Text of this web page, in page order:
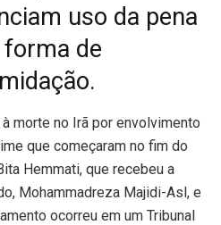
uso da pena
de
morte no Irã por envolvimento
que começaram no fim do
Hemmati, que recebeu a
Mohammadreza Majidi-Asl, e
ocorreu em um Tribunal